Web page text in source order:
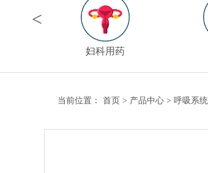
妇科用药
<
当前位置： 首页 > 产品中心 > 呼吸系